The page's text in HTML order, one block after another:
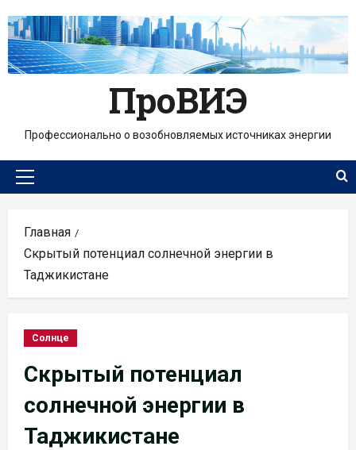
содержимому
ПроВИЭ
Профессионально о возобновляемых источниках энергии
Основное
Главная
Скрытый потенциал солнечной энергии в
Таджикистане
Солнце
Скрытый потенциал
солнечной энергии в
Таджикистане